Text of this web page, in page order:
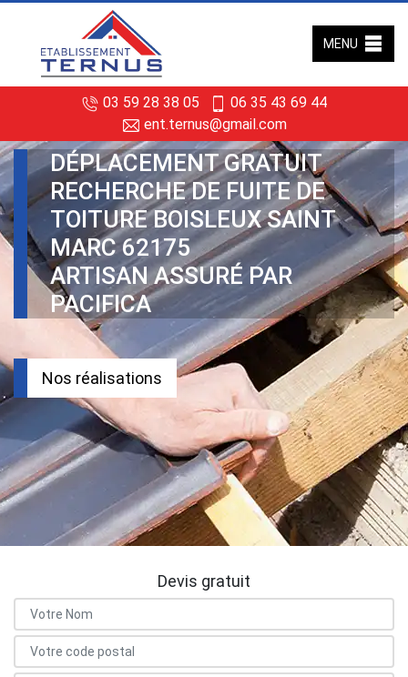
03 59 28 38 05
06 35 43 69 44
ent.ternus@gmail.com
MENU
DÉPLACEMENT GRATUIT
RECHERCHE DE FUITE DE
TOITURE BOISLEUX SAINT
MARC 62175
ARTISAN ASSURÉ PAR
PACIFICA
Nos réalisations
Devis gratuit